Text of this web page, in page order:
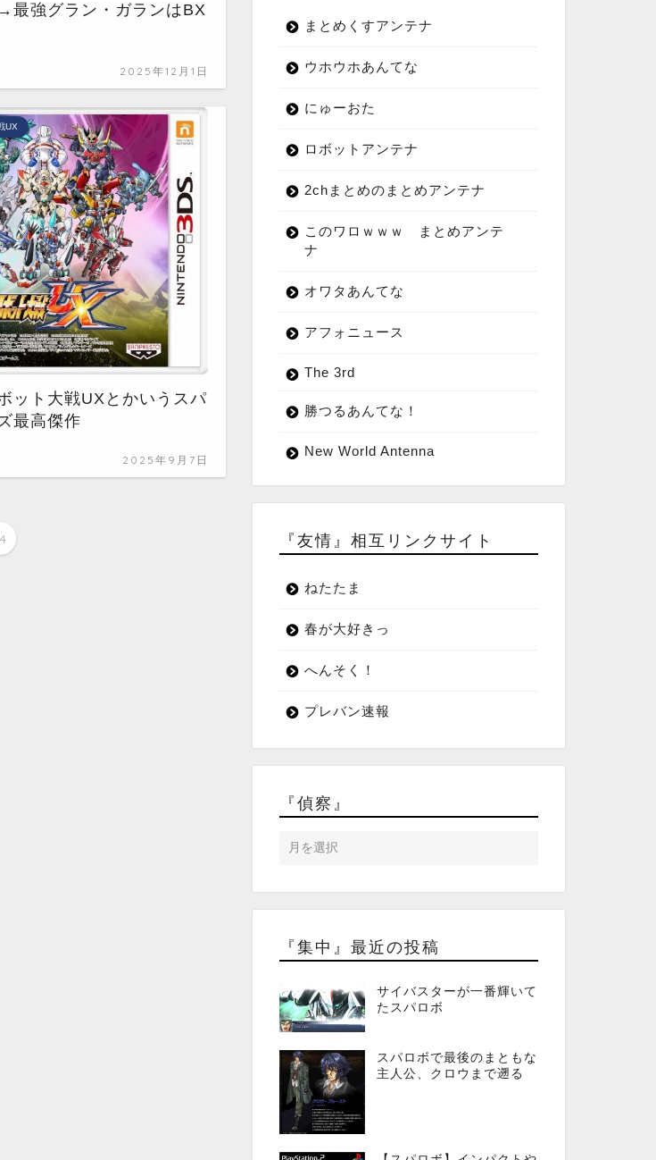
最強グラン・ガランはBX
2025年12月1日
UX
ット大戦UXとかいうスパ
最高傑作
2025年9月7日
まとめくすアンテナ
ウホウホあんてな
にゅーおた
ロボットアンテナ
2chまとめのまとめアンテナ
このワロｗｗｗ まとめアンテ
ナ
オワタあんてな
アフォニュース
The 3rd
勝つるあんてな！
New World Antenna
『友情』相互リンクサイト
ねたたま
春が大好きっ
へんそく！
プレバン速報
『偵察』
『集中』最近の投稿
サイバスターが一番輝いて
たスパロボ
スパロボで最後のまともな
主人公、クロウまで遡る